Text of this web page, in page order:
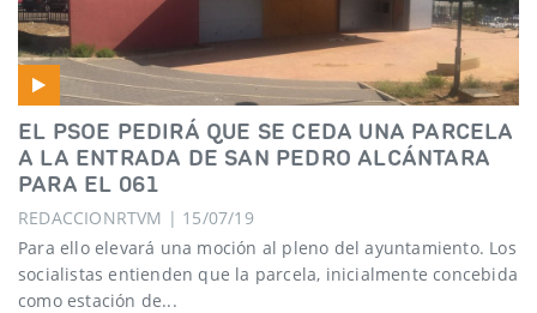
EL PSOE PEDIRÁ QUE SE CEDA UNA PARCELA
A LA ENTRADA DE SAN PEDRO ALCÁNTARA
PARA EL 061
REDACCIONRTVM | 15/07/19
Para ello elevará una moción al pleno del ayuntamiento. Los
socialistas entienden que la parcela, inicialmente concebida
como estación de...